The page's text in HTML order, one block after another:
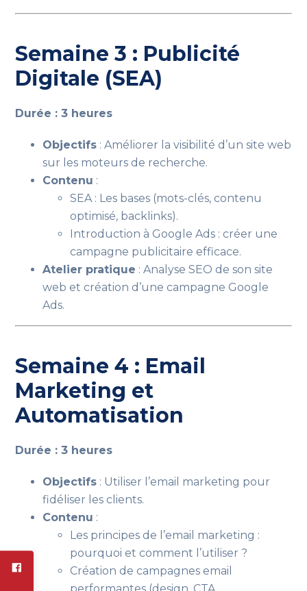
Semaine 3 : Publicité
Digitale (SEA)
Durée : 3 heures
Objectifs : Améliorer la visibilité d’un site web
sur les moteurs de recherche.
Contenu :
SEA : Les bases (mots-clés, contenu
optimisé, backlinks).
Introduction à Google Ads : créer une
campagne publicitaire efficace.
Atelier pratique : Analyse SEO de son site
web et création d’une campagne Google
Ads.
Semaine 4 : Email
Marketing et
Automatisation
Durée : 3 heures
Objectifs : Utiliser l’email marketing pour
fidéliser les clients.
Contenu :
Les principes de l’email marketing :
pourquoi et comment l’utiliser ?
Création de campagnes email